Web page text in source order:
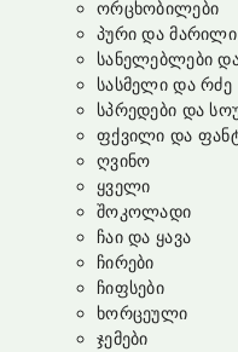
ორცხობილები
პური და მარილი
სანელებლები
სასმელი და რძე
სპრედები და
ფქვილი და
ღვინო
ყველი
შოკოლადი
ჩაი და ყავა
ჩირები
ჩიფსები
ხორცეული
ჯემები